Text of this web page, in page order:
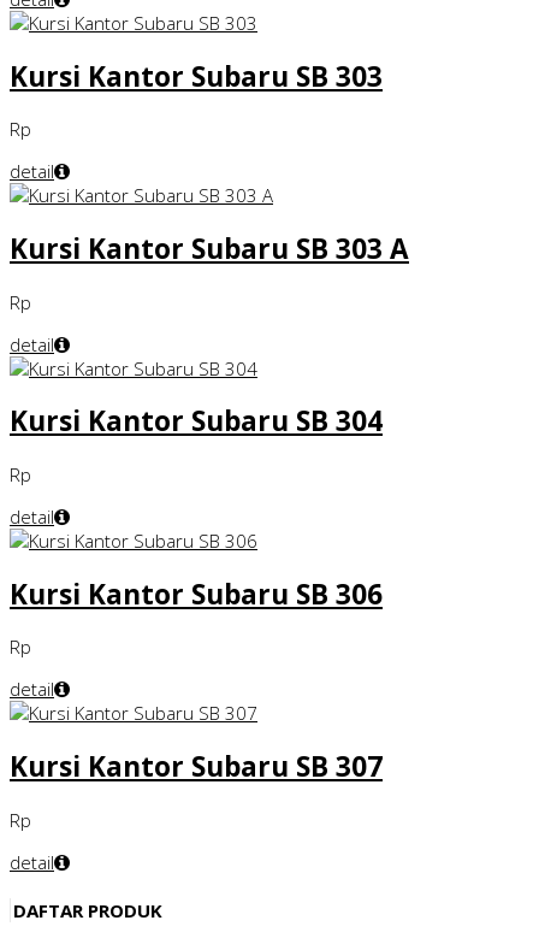
Kursi Kantor Subaru SB 303
Rp
detail
Kursi Kantor Subaru SB 303 A
Rp
detail
Kursi Kantor Subaru SB 304
Rp
detail
Kursi Kantor Subaru SB 306
Rp
detail
Kursi Kantor Subaru SB 307
Rp
detail
DAFTAR PRODUK